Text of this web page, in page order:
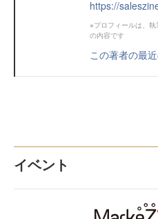
https://
※プロフィールは、
の内容です
この著者の最
イベント